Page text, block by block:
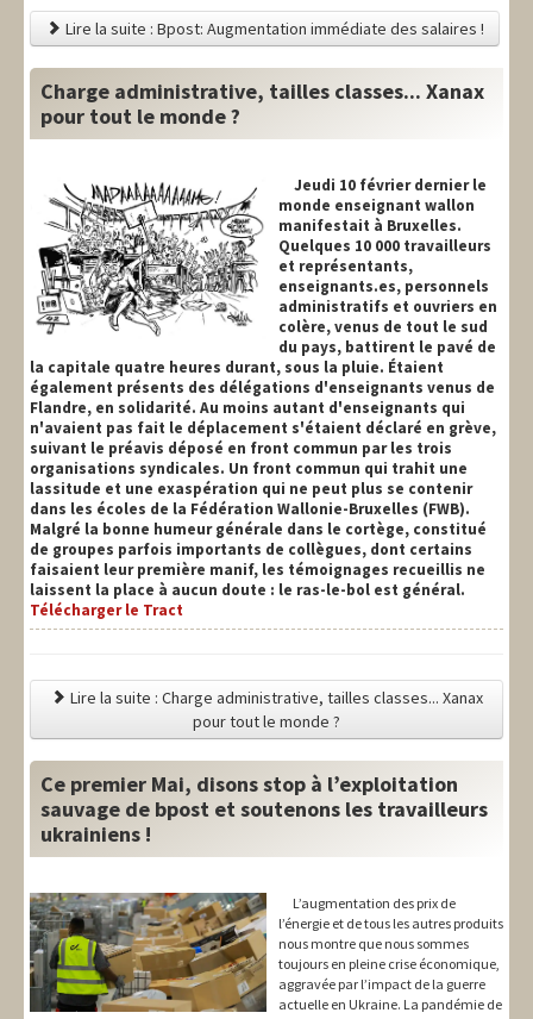
Lire la suite : Bpost: Augmentation immédiate des salaires !
Charge administrative, tailles classes... Xanax
pour tout le monde ?
Jeudi 10 février dernier le
monde enseignant wallon
manifestait à Bruxelles.
Quelques 10 000 travailleurs
et représentants,
enseignants.es, personnels
administratifs et ouvriers en
colère, venus de tout le sud
du pays, battirent le pavé de
la capitale quatre heures durant, sous la pluie. Étaient
également présents des délégations d'enseignants venus de
Flandre, en solidarité. Au moins autant d'enseignants qui
n'avaient pas fait le déplacement s'étaient déclaré en grève,
suivant le préavis déposé en front commun par les trois
organisations syndicales. Un front commun qui trahit une
lassitude et une exaspération qui ne peut plus se contenir
dans les écoles de la Fédération Wallonie-Bruxelles (FWB).
Malgré la bonne humeur générale dans le cortège, constitué
de groupes parfois importants de collègues, dont certains
faisaient leur première manif, les témoignages recueillis ne
laissent la place à aucun doute : le ras-le-bol est général.
Télécharger le Tract
Lire la suite : Charge administrative, tailles classes... Xanax
pour tout le monde ?
Ce premier Mai, disons stop à l’exploitation
sauvage de bpost et soutenons les travailleurs
ukrainiens !
L’augmentation des prix de
l’énergie et de tous les autres produits
nous montre que nous sommes
toujours en pleine crise économique,
aggravée par l’impact de la guerre
actuelle en Ukraine. La pandémie de